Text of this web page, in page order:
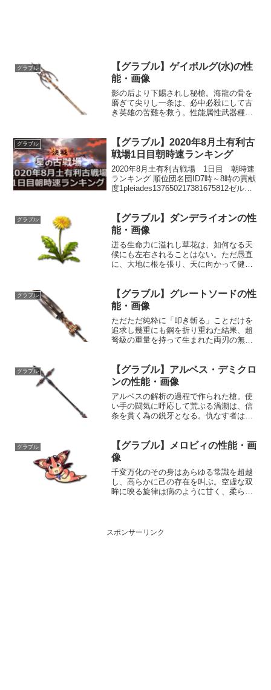
グラブル
【グラブル】ゲイボルグ(水)の性
能・画像
影の后より下賜されし秘槍。海龍の骨を
磨ぎて尖りし一条は、必中必殺にして古
き英雄の苦難を救う。性能属性武器種解
〔減衰値1,685,000ダメージ〕味方全...
グラブル
【グラブル】2020年8月土有利古
戦場1日目朝時速ランキング
2020年8月土有利古戦場 1日目 朝時速
ランキング 順位団名団ID7時～8時の貢献
度1pleiades137650217381675812ゼルシ
グラブル
【グラブル】ダンデライオンの性
能・画像
迸る生命力に溢れし草花は、如何なる天
候にも左右されることはない。ただ愚直
に、大地に根を張り、天に向かって健や
見る者の感動を呼ぶ。性能属性武器種解
放段階風短剣HP攻撃力M...
グラブル
【グラブル】グレートソードの性
能・画像
ただただ純粋に「叩き斬る」ことだけを
追求し幾重にも鋼を折り重ねた結果、超
弩級の重量を持って生まれた両刃の無骨
段階土剣10HP攻撃力MAXLv148174575奥
義地烈斬...
グラブル
【グラブル】アルベス・デミクロ
ンの性能・画像
アルベスの解析の過程で作られた槍。使
い手の闘気に呼応して荒ぶる渦潮は、信
条を貫く為の鋭牙となる。仇なす者は一
水槍HP攻撃力MAXLv2503090150奥義デ
ュプリケイ...
グラブル
【グラブル】メロビィの性能・画
像
千変万化のその身はあらゆる常識を超越
し、高らかに己の存在を叫ぶ。空虚な双
眸に映る旋律は病のように甘く、柔らか
ービィレ敵...
スポンサーリンク